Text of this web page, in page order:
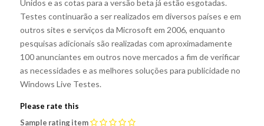
Unidos e as cotas para a versão beta já estão esgotadas.
Testes continuarão a ser realizados em diversos países e em
outros sites e serviços da Microsoft em 2006, enquanto
pesquisas adicionais são realizadas com aproximadamente
100 anunciantes em outros nove mercados a fim de verificar
as necessidades e as melhores soluções para publicidade no
Windows Live Testes.
Please rate this
Sample rating item